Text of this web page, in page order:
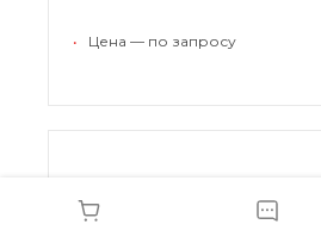
• Цена — по запросу